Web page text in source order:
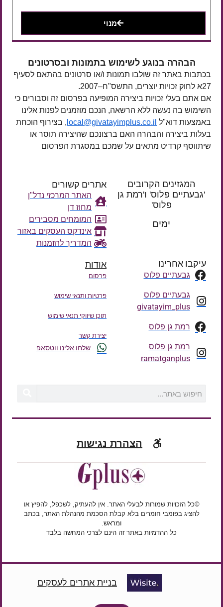
מנוי
הבהרה בנוגע לשימוש בתמונות ובסרטונים
בכתבות באתר זה שולבו תמונות ו/או סרטונים בהתאם לסעיף
27א לחוק זכויות יוצרים, התשס"ח–2007.
אם אתם בעלי זכויות ביצירה המופיעה בפרסום זה וסבורים כי
השימוש בה נעשה ללא הרשאה, הנכם מוזמנים לפנות אלינו
באמצעות דוא"ל local@givatayimplus.co.il , בצירוף הוכחת
בעלות ביצירה והבהרה האם ברצונכם שהיצירה תוסר או
שיתווסף קרדיט מתאים על שמכם במסגרת הפרסום
המגזינים הקרובים
'גבעתיים פלוס' ו'רמת גן
פלוס'
ימים
אתרים קשורים
האתר המרכזי נדל"ן
מחוז דן
המומחים מסבירים
אינדקס העסקים באזור
המדריך להזמנות
עיקבו אחרינו
גבעתיים פלוס
גבעתיים פלוס
givatayim_plus
רמת גן פלוס
רמת גן פלוס
ramatganplus
אודות
פרסום
פרטיות ותנאי שימוש
תוכן שיווקי תנאי שימוש
יצירת קשר
שלחו אלינו ווטסאפ
הצהרת נגישות
©כל הזכויות שמורות לבעלי האתר. אין להעתיק, לשכפל, להפיץ או
להציג בפומבי חומרים בלא קבלת הסכמת מהנהלת האתר, בכתב
ומראש.
כל ההדמיות באתר זה הינם לצרכי המחשה בלבד
בניית אתרים לעסקים